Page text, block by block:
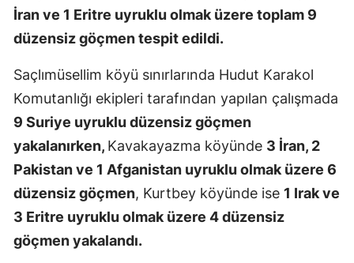
Hakkari
Isparta
İstanbul
İzmir
İran ve 1 Eritre uyruklu olmak üzere toplam 9
düzensiz göçmen tespit edildi.
Saçlımüsellim köyü sınırlarında Hudut Karakol
Komutanlığı ekipleri tarafından yapılan çalışmada
9 Suriye uyruklu düzensiz göçmen
yakalanırken, Kavakayazma köyünde 3 İran, 2
Pakistan ve 1 Afganistan uyruklu olmak üzere 6
düzensiz göçmen, Kurtbey köyünde ise 1 Irak ve
3 Eritre uyruklu olmak üzere 4 düzensiz
göçmen yakalandı.